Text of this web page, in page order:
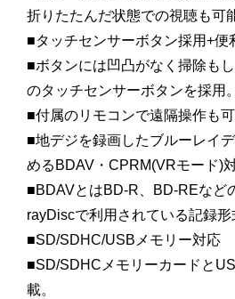
折りたたんだ状態での視聴も可
■タッチセンサーボタン採用+便
■ボタンには凹凸がなく掃除も
のタッチセンサーボタンを採用。
■付属のリモコンで遠隔操作も可
■地デジを録画したブルーレイ
めるBDAV・CPRM(VRモード)
■BDAVとはBD-R、BD-REなど
rayDiscで利用されている記録形
■SD/SDHC/USBメモリー対応
■SD/SDHCメモリーカードと
載。